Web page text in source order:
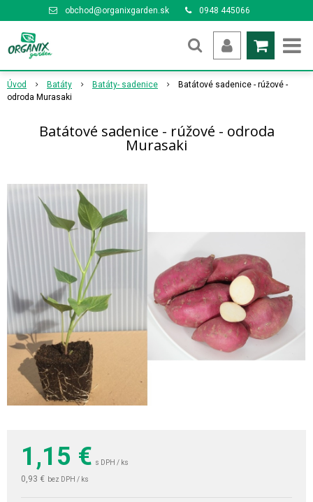
obchod@organixgarden.sk 0948 445066
Úvod Batáty Batáty- sadenice
Batátové sadenice - rúžové -
odroda Murasaki
Batátové sadenice - rúžové - odroda
Murasaki
1,15 € s DPH / ks
0,93 € bez DPH / ks